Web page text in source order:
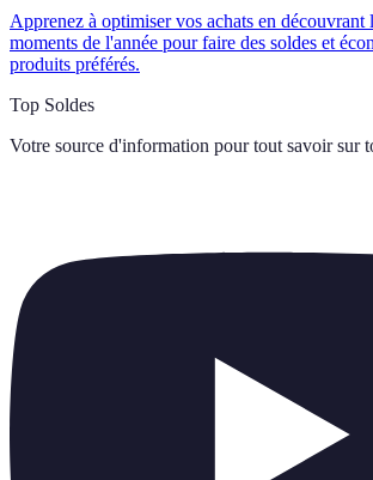
Apprenez à optimiser vos achats en découvrant
moments de l'année pour faire des soldes et
produits préférés.
Top Soldes
Votre source d'information pour tout savoir sur